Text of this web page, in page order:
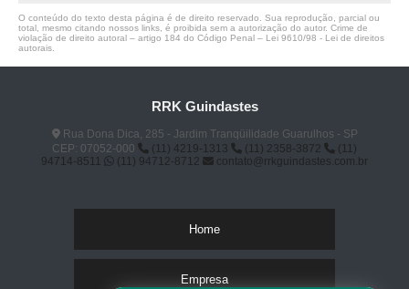
O conteúdo do texto desta página é de direito reservado. Sua reprodução, parcial ou
total, mesmo citando nossos links, é proibida sem a autorização do autor. Crime de
violação de direito autoral – artigo 184 do Código Penal – Lei 9610/98 - Lei de direitos
autorais.
RRK Guindastes
Rua Dona Dica, 285 - Jardim Tranqüilidade Guarulhos - SP
CEP: 07052-000
(11) 4219-1313 (11) 2358-3872
(11)
94714-8511
(11) 94712-8712 contato@rrkguindastes.com.br
Home
Empresa